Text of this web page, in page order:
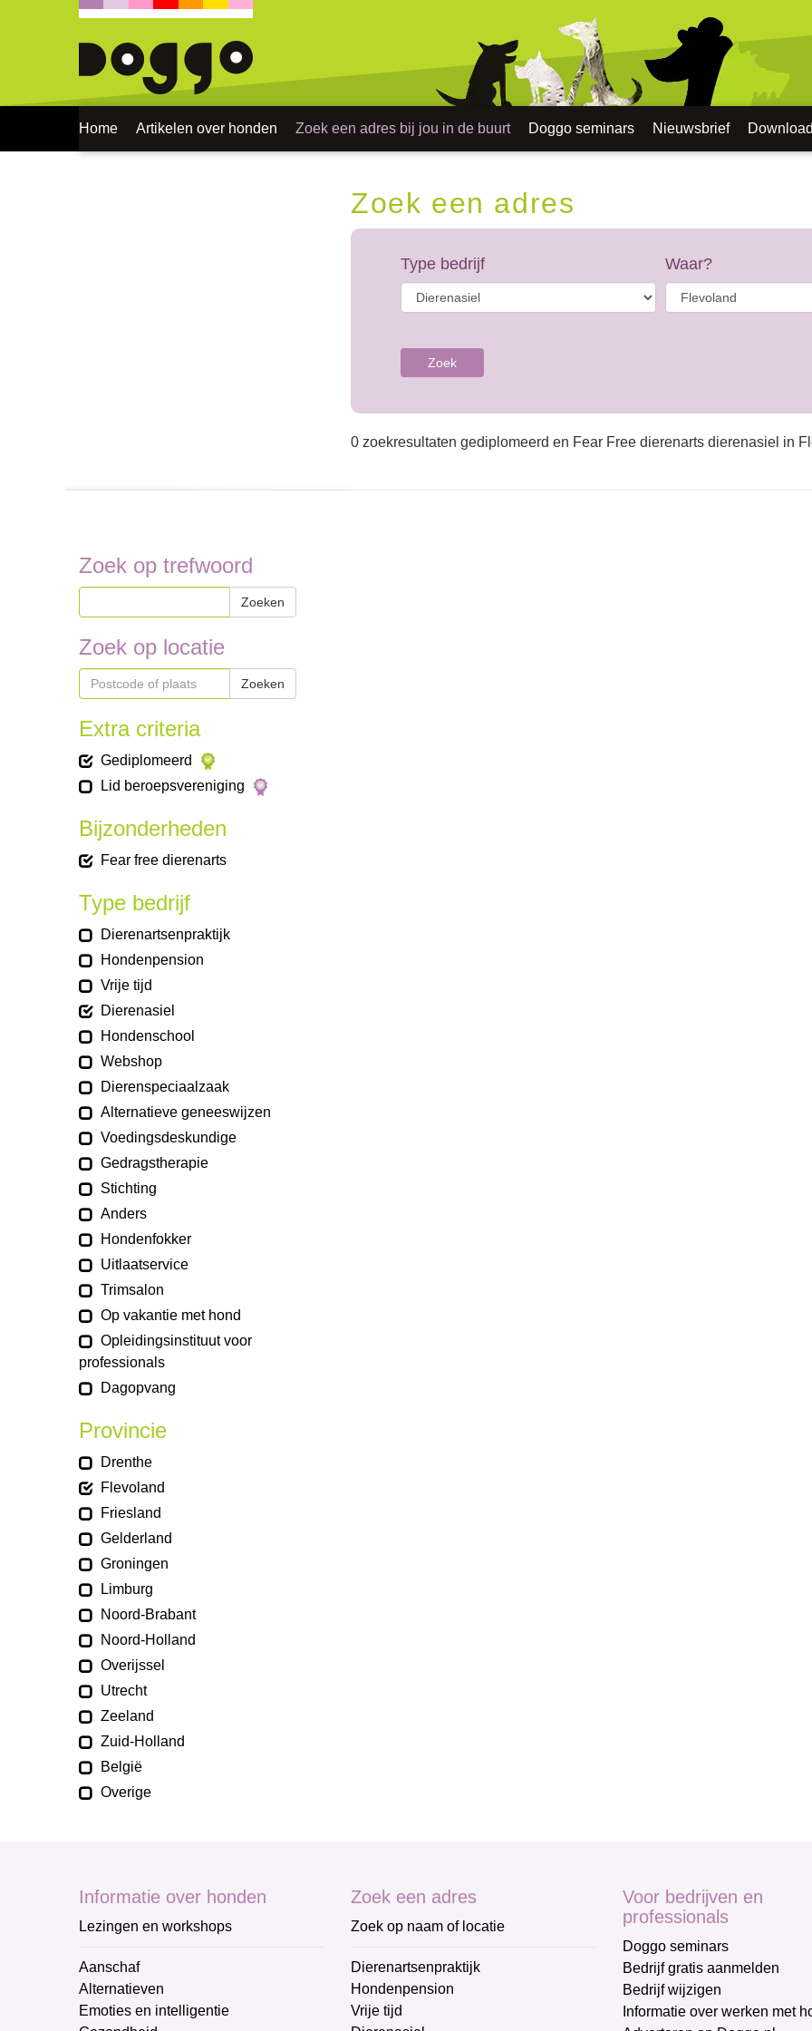
Home Artikelen over honden Zoek een adres bij jou in de buurt Doggo seminars Nieuwsbrief
Zoek een adres
Type bedrijf Waar?
Zoek
0 zoekresultaten gediplomeerd en Fear Free dierenarts dierenasiel in
Zoek op trefwoord
Zoeken
Zoek op locatie
Zoeken
Extra criteria
Gediplomeerd
Lid beroepsvereniging
Bijzonderheden
Fear free dierenarts
Type bedrijf
Dierenartsenpraktijk
Hondenpension
Vrije tijd
Dierenasiel
Hondenschool
Webshop
Dierenspeciaalzaak
Alternatieve geneeswijzen
Voedingsdeskundige
Gedragstherapie
Stichting
Anders
Hondenfokker
Uitlaatservice
Trimsalon
Op vakantie met hond
Opleidingsinstituut voor
professionals
Dagopvang
Provincie
Drenthe
Flevoland
Friesland
Gelderland
Groningen
Limburg
Noord-Brabant
Noord-Holland
Overijssel
Utrecht
Zeeland
Zuid-Holland
België
Overige
Informatie over honden
Lezingen en workshops
Aanschaf
Alternatieven
Emoties en intelligentie
Zoek een adres
Zoek op naam of locatie
Dierenartsenpraktijk
Hondenpension
Vrije tijd
Voor bedrijven en
professionals
Doggo seminars
Bedrijf gratis aanmelden
Bedrijf wijzigen
Informatie over werken met